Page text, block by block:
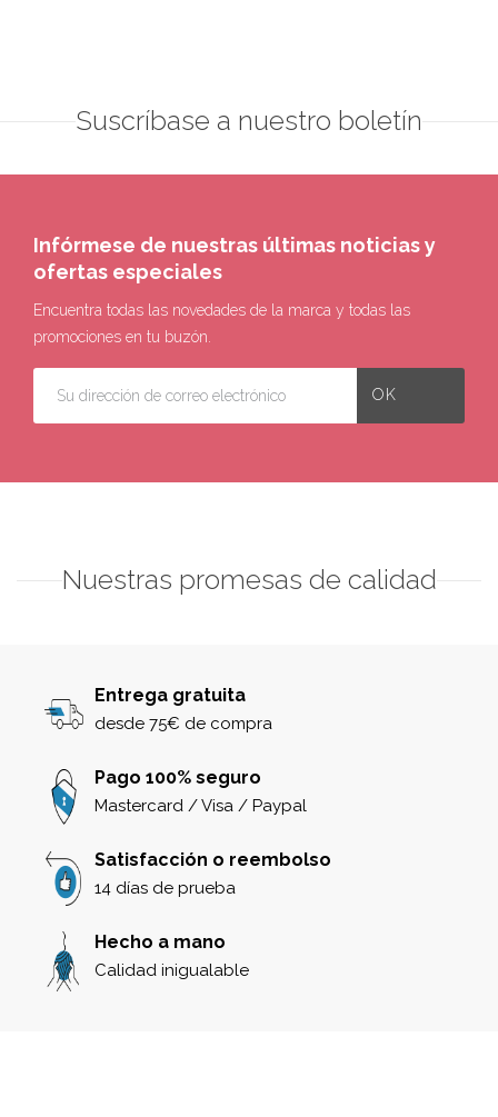
Suscríbase a nuestro boletín
Infórmese de nuestras últimas noticias y
ofertas especiales
Encuentra todas las novedades de la marca y todas las
promociones en tu buzón.
Nuestras promesas de calidad
Entrega gratuita
desde 75€ de compra
Pago 100% seguro
Mastercard / Visa / Paypal
Satisfacción o reembolso
14 días de prueba
Hecho a mano
Calidad inigualable